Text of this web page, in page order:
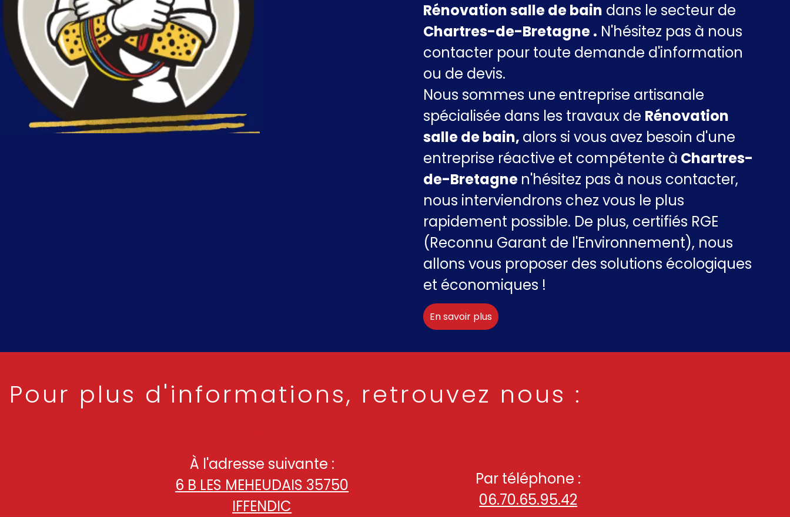
Rénovation salle de bain dans le secteur de
Chartres-de-Bretagne . N'hésitez pas à nous
contacter pour toute demande d'information
ou de devis.
Nous sommes une entreprise artisanale
spécialisée dans les travaux de Rénovation
salle de bain, alors si vous avez besoin d'une
entreprise réactive et compétente à Chartres-
de-Bretagne n'hésitez pas à nous contacter,
nous interviendrons chez vous le plus
rapidement possible. De plus, certifiés RGE
(Reconnu Garant de l'Environnement), nous
allons vous proposer des solutions écologiques
et économiques !
En savoir plus
Pour plus d'informations, retrouvez nous :
À l'adresse suivante :
6 B LES MEHEUDAIS 35750
IFFENDIC
Par téléphone :
06.70.65.95.42